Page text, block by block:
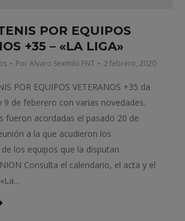
POR EQUIPOS
+35 – «LA LIGA»
PorAlvaro Sexmilo FNT 2 febrero, 2020
POR EQUIPOS VETERANOS +35 da
9 de feberero con varias novedades.
fueron acordadas el pasado 20 de
a la que acudieron los
los equipos que la disputan.
Consulta el calendario, el acta y el